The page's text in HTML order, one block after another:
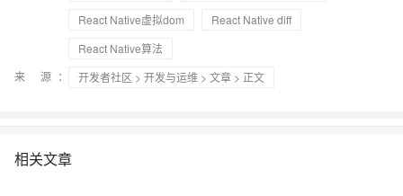
React Native虚拟dom
React Native diff
React Native算法
来 源：
开发者社区 > 开发与运维 > 文章 > 正文
相关文章